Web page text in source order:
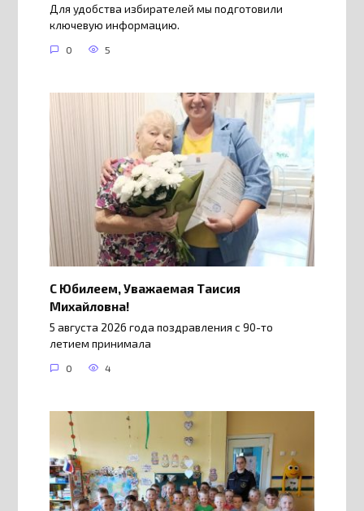
Для удобства избирателей мы подготовили
ключевую информацию.
0 5
С Юбилеем, Уважаемая Таисия
Михайловна!
5 августа 2026 года поздравления с 90-то
летием принимала
0 4